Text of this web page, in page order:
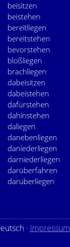
beisitzen
beistehen
bereitliegen
bereitstehen
bevorstehen
bloßliegen
brachliegen
dabeisitzen
dabeistehen
dafürstehen
dahinstehen
daliegen
danebenliegen
daniederliegen
darniederliegen
darüberfahren
darüberliegen
· Impressum